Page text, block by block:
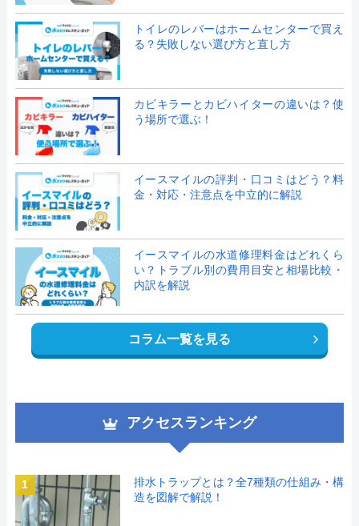
トイレのレバーはホームセンターで買え
る？失敗しない選び方と直し方
カビキラーとカビハイターの違いは？使
う場所で選ぶ！
イースマイルの評判・口コミはどう？料
金・対応・注意点を中立的に解説
イースマイルの水道修理料金はどれくら
い？トラブル別の費用目安と相場比較・
内訳を解説
コラム一覧を見る
アクセスランキング
1
排水トラップとは？全7種類の仕組み・構
造を図解で解説！